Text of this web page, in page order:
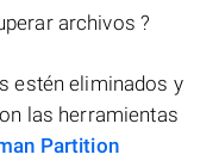
archivos ?
estén eliminados y
las herramientas
Partition